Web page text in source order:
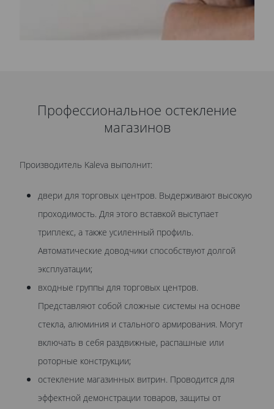
Профессиональное остекление
магазинов
Производитель Kaleva выполнит:
двери для торговых центров. Выдерживают высокую
проходимость. Для этого вставкой выступает
триплекс, а также усиленный профиль.
Автоматические доводчики способствуют долгой
эксплуатации;
входные группы для торговых центров.
Представляют собой сложные системы на основе
стекла, алюминия и стального армирования. Могут
включать в себя раздвижные, распашные или
роторные конструкции;
остекление магазинных витрин. Проводится для
эффектной демонстрации товаров, защиты от